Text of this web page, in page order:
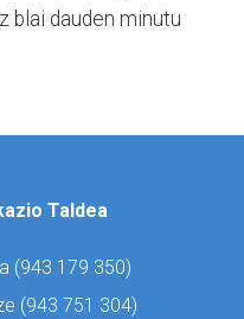
blai dauden minutu
Taldea
(943 179 350)
(943 751 304)